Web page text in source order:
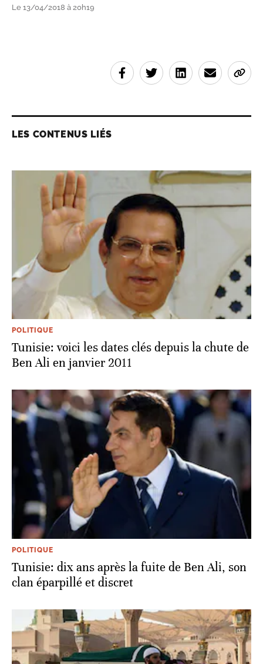
Le 13/04/2018 à 20h19
LES CONTENUS LIÉS
POLITIQUE
Tunisie: voici les dates clés depuis la chute de
Ben Ali en janvier 2011
POLITIQUE
Tunisie: dix ans après la fuite de Ben Ali, son
clan éparpillé et discret